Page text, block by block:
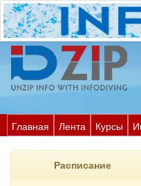
Главная Лента Курсы
Расписание